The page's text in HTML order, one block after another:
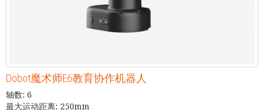
Dobot魔术师E6教育协作机器人
轴数: 6
最大运动距离: 250mm